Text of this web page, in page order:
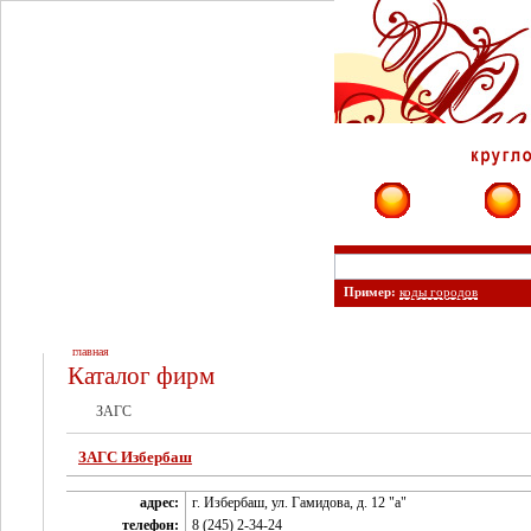
Пример: коды городов
главная
Каталог фирм
ЗАГС
ЗАГС Избербаш
адрес:
г. Избербаш, ул. Гамидова, д. 12 "а"
телефон:
8 (245) 2-34-24